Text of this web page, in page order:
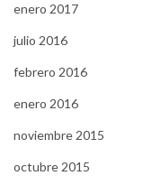
enero 2017
julio 2016
febrero 2016
enero 2016
noviembre 2015
octubre 2015